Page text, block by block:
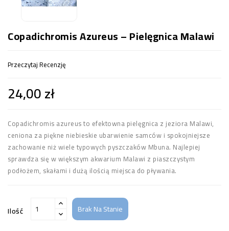
Copadichromis Azureus – Pielęgnica Malawi
Przeczytaj Recenzję
24,00 zł
Copadichromis azureus to efektowna pielęgnica z jeziora Malawi,
ceniona za piękne niebieskie ubarwienie samców i spokojniejsze
zachowanie niż wiele typowych pyszczaków Mbuna. Najlepiej
sprawdza się w większym akwarium Malawi z piaszczystym
podłożem, skałami i dużą ilością miejsca do pływania.
Ilość Brak Na Stanie